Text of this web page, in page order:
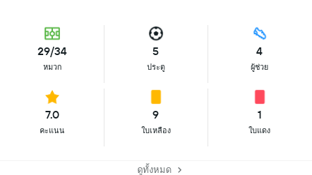
29/34
หมวก
5
ประตู
4
ผู้ช่วย
7.0
คะแนน
9
ใบเหลือง
1
ใบแดง
ดูทั้งหมด